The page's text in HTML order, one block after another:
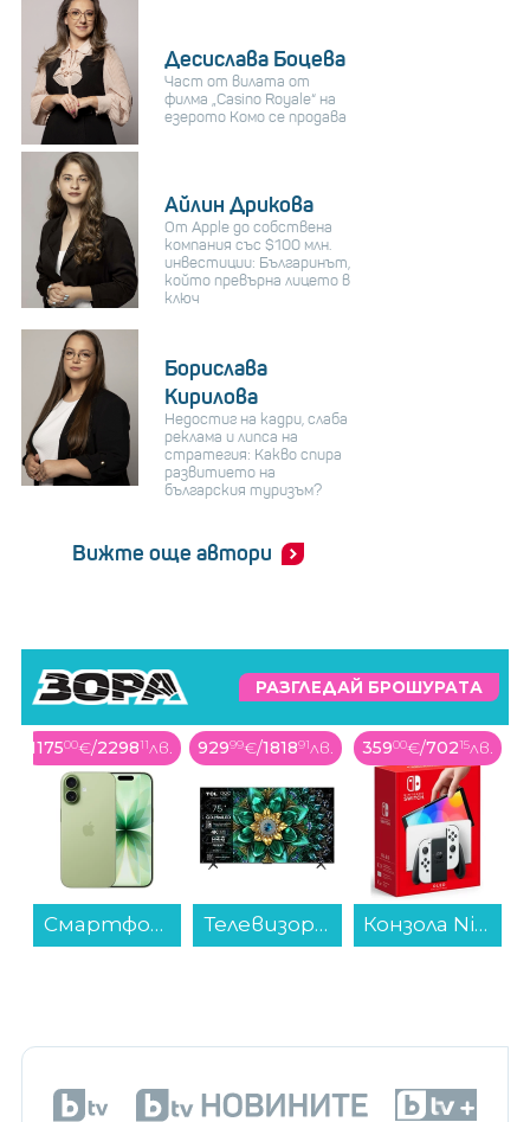
Десислава Боцева
Част от вилата от
филма „Casino Royale“ на
езерото Комо се продава
Айлин Дрикова
От Apple до собствена
компания със $100 млн.
инвестиции: Българинът,
който превърна лицето в
ключ
Борислава
Кирилова
Недостиг на кадри, слаба
реклама и липса на
стратегия: Какво спира
развитието на
българския туризъм?
Вижте още автори
РАЗГЛЕДАЙ БРОШУРАТА
117500€/229811лв.
Смартфон Apple iPhone 17 512GB Sage mg6v4 , 512 GB, 8 GB...
92999€/181891лв.
Телевизор TCL 75Q6C , 189 см, 3840x2160 UHD-4K , 75 inch, Android , Mini LED , Smart TV...
35900€/70215лв.
Конзола Nintendo Switch OLED White...